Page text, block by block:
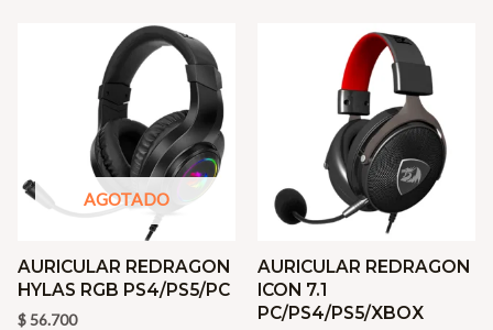
AGOTADO
AURICULAR REDRAGON
HYLAS RGB PS4/PS5/PC
$56.700
AURICULAR REDRAGON
ICON 7.1
PC/PS4/PS5/XBOX